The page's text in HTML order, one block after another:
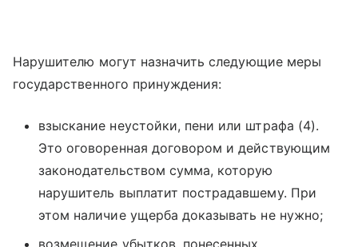
Нарушителю могут назначить следующие меры
государственного принуждения:
взыскание неустойки, пени или штрафа (4).
Это оговоренная договором и действующим
законодательством сумма, которую
нарушитель выплатит пострадавшему. При
этом наличие ущерба доказывать не нужно;